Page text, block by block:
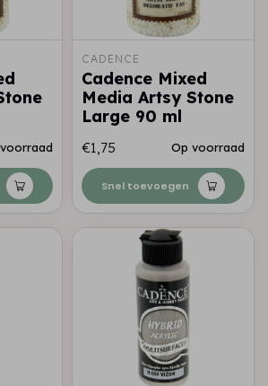
CADENCE
Cadence Mixed
Media Artsy Stone
Large 90 ml
€1,75 Op voorraad
Snel toevoegen